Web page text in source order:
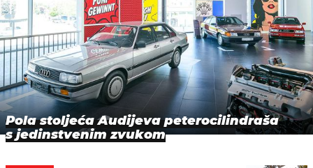
Pola stoljeća Audijeva peterocilindraša
s jedinstvenim zvukom